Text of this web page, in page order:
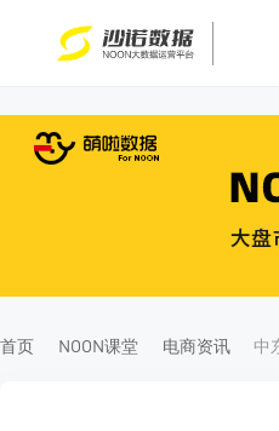
首页 NOON课堂 电商资讯